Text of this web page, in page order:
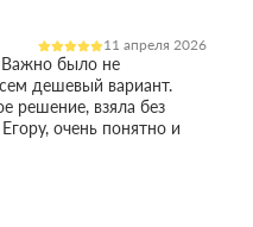
11 апреля 2026
Важно было не
дешевый вариант.
решение, взяла без
очень понятно и